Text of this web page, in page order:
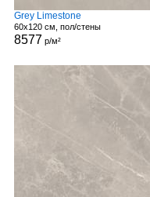
Grey Limestone
60x120 см, пол/стены
8577 р/м²